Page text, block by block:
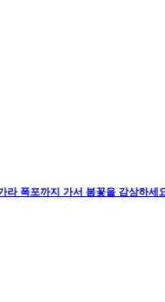
라 폭포까지 가서 봄꽃을 감상하세